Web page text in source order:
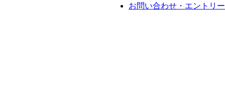
お問い合わせ・エントリー